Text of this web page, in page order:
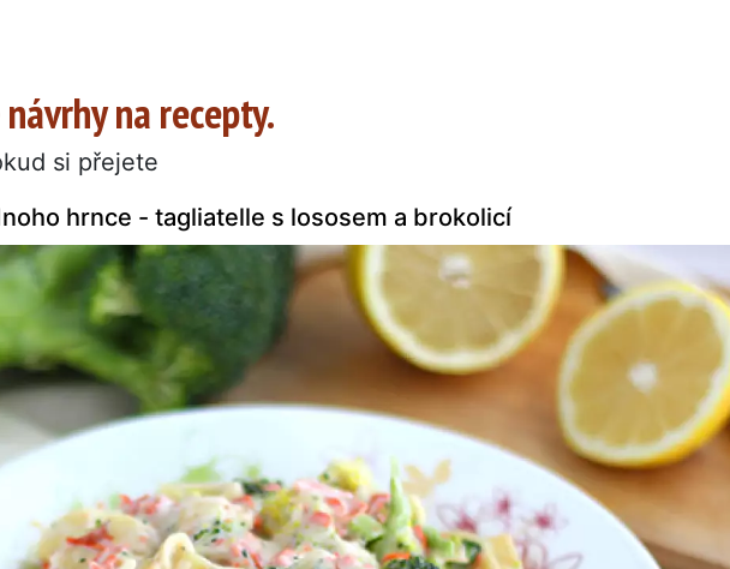
na recepty.
si přejete
hrnce - tagliatelle s lososem a brokolicí